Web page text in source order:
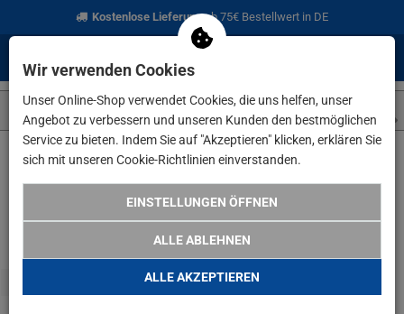
Kostenlose Lieferungab 75€ Bestellwert in DE
Wir verwenden Cookies
Unser Online-Shop verwendet Cookies, die uns helfen, unser
Angebot zu verbessern und unseren Kunden den bestmöglichen
Service zu bieten. Indem Sie auf "Akzeptieren" klicken, erklären Sie
sich mit unseren Cookie-Richtlinien einverstanden.
EINSTELLUNGEN ÖFFNEN
ALLE ABLEHNEN
ALLE AKZEPTIEREN